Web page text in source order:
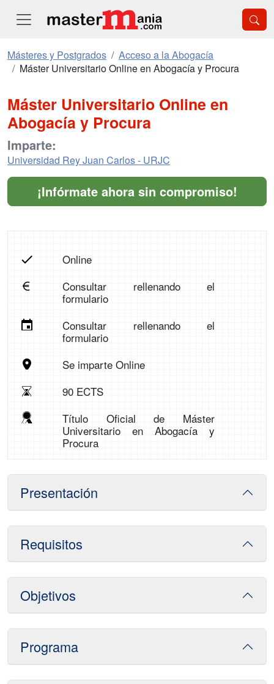
Másteres y Postgrados
Acceso a la Abogacía
Máster Universitario Online en Abogacía y Procura
Máster Universitario Online en
Abogacía y Procura
Imparte:
Universidad Rey Juan Carlos - URJC
¡Infórmate ahora sin compromiso!
Online
Consultar rellenando el
formulario
Consultar rellenando el
formulario
Se imparte Online
90 ECTS
Título Oficial de Máster
Universitario en Abogacía y
Procura
Presentación
Requisitos
Objetivos
Programa